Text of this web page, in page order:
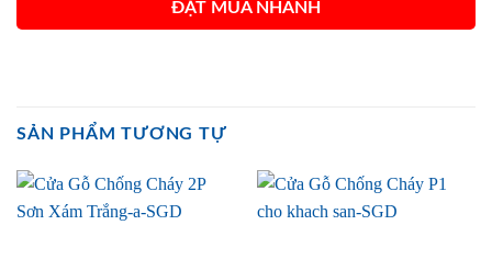
ĐẶT MUA NHANH
SẢN PHẨM TƯƠNG TỰ